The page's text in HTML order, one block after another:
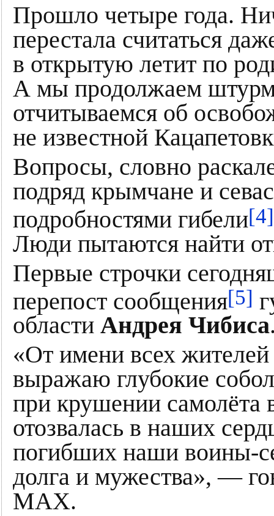
Прошло четыре года.
перестала считаться
в открытую летит по
А мы продолжаем
отчитываемся об
не известной
Вопросы, словно
подряд крымчане и
подробностями гибели[4]
Люди пытаются найти
Первые строчки
перепост сообщения[5]
области Андрея Чибиса
«От имени всех жителей
выражаю глубокие
при крушении самолёта
отозвалась в наших
погибших наши воины-
долга и мужества», —
МАХ.